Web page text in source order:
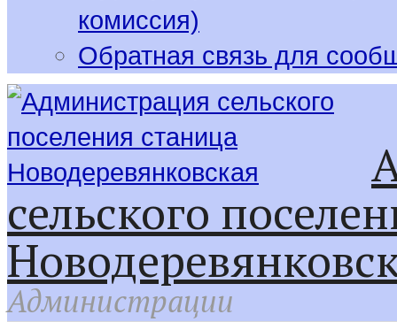
комиссия)
Обратная связь для
сельского
Администрации